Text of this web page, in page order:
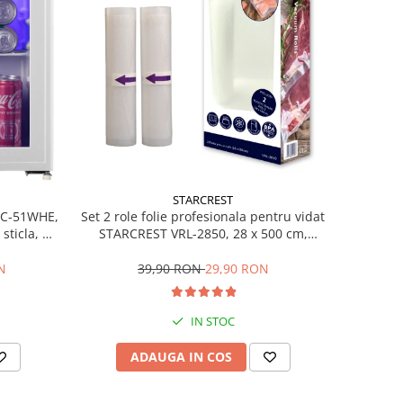
51WHE,
H
STARCREST
Set 2 role folie profesionala pentru vidat
STARCREST VRL-2850, 28 x 500 cm,
lavabile in masina de spalat, fara BPA,
transparent
39,90 RON29,90 RON
IN STOC
ADAUGA IN COS